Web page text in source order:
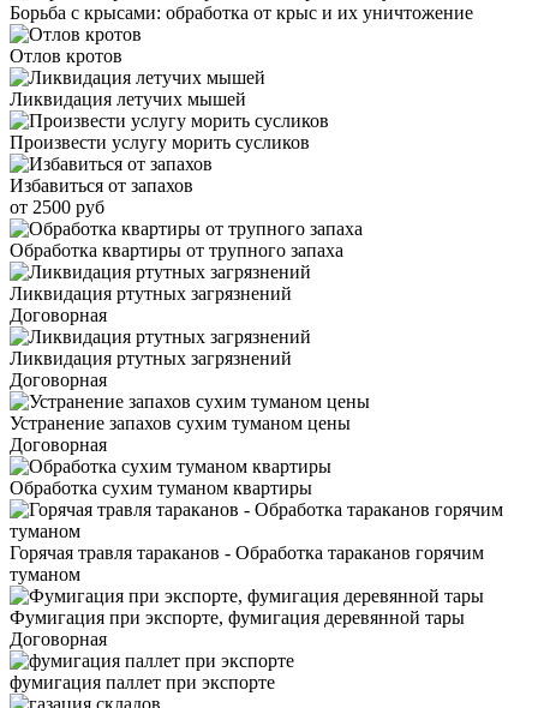
Борьба с крысами: обработка от крыс и их уничтожение
Отлов кротов
Ликвидация летучих мышей
Произвести услугу морить сусликов
Избавиться от запахов
от 2500 руб
Обработка квартиры от трупного запаха
Ликвидация ртутных загрязнений
Договорная
Ликвидация ртутных загрязнений
Договорная
Устранение запахов сухим туманом цены
Договорная
Обработка сухим туманом квартиры
Горячая травля тараканов - Обработка тараканов горячим
туманом
Фумигация при экспорте, фумигация деревянной тары
Договорная
фумигация паллет при экспорте